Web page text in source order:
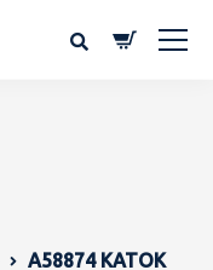
A58874 КАТОК